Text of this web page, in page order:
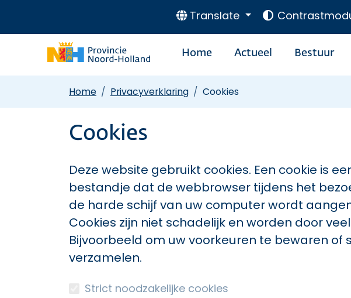
Translate
Home Actueel Bestuur
Home Privacyverklaring Cookies
Cookies
Deze website gebruikt cookies. Een cookie is
bestandje dat de webbrowser tijdens het
de harde schijf van uw computer wordt
Cookies zijn niet schadelijk en worden door
Bijvoorbeeld om uw voorkeuren te bewaren of
verzamelen.
Strict noodzakelijke cookies